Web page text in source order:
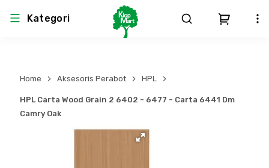
Kategori
Atap & Rangka
Lem
Produk Teknikal & Kimia
Produk K3
Sistem Pengudaraan
Sistem Elektro
Home Aksesoris Perabot HPL
HPL Carta Wood Grain 2 6402 - 6477 - Carta 6441 Dm
Camry Oak